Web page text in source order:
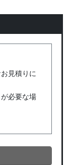
見積りに
必要な場